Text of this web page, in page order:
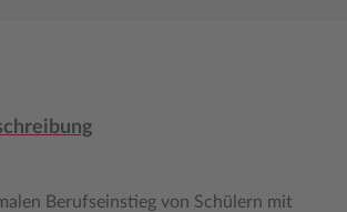
Berufseinstieg von Schülern mit